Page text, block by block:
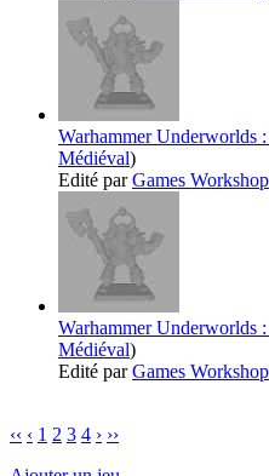
Warhammer Underworlds
Médiéval)
Edité parGames Workshop
Warhammer Underworlds
Médiéval)
Edité parGames Workshop
‹‹ ‹ 1 2 3 4 › ››